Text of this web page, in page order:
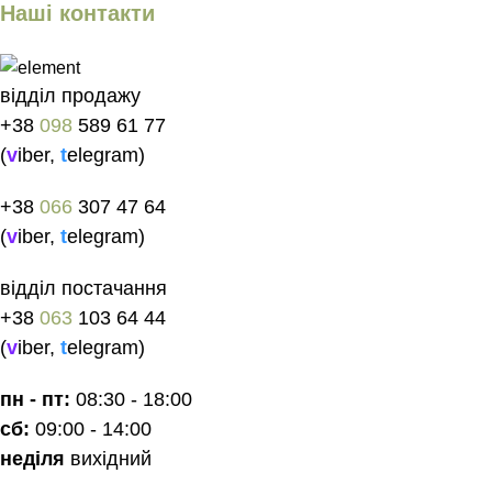
Наші контакти
відділ продажу
+38 098 589 61 77
(viber, telegram)
+38 066 307 47 64
(viber, telegram)
відділ постачання
+38 063 103 64 44
(viber, telegram)
пн - пт: 08:30 - 18:00
сб: 09:00 - 14:00
неділя вихідний